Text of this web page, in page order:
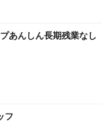
あんしん長期残業なし
フ